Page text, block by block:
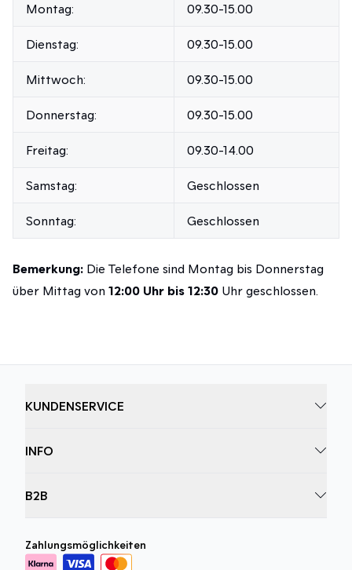
Montag: 09.30-15.00
Dienstag: 09.30-15.00
Mittwoch: 09.30-15.00
Donnerstag: 09.30-15.00
Freitag: 09.30-14.00
Samstag: Geschlossen
Sonntag: Geschlossen
Bemerkung: Die Telefone sind Montag bis Donnerstag
über Mittag von 12:00 Uhr bis 12:30 Uhr geschlossen.
KUNDENSERVICE
INFO
B2B
Zahlungsmöglichkeiten